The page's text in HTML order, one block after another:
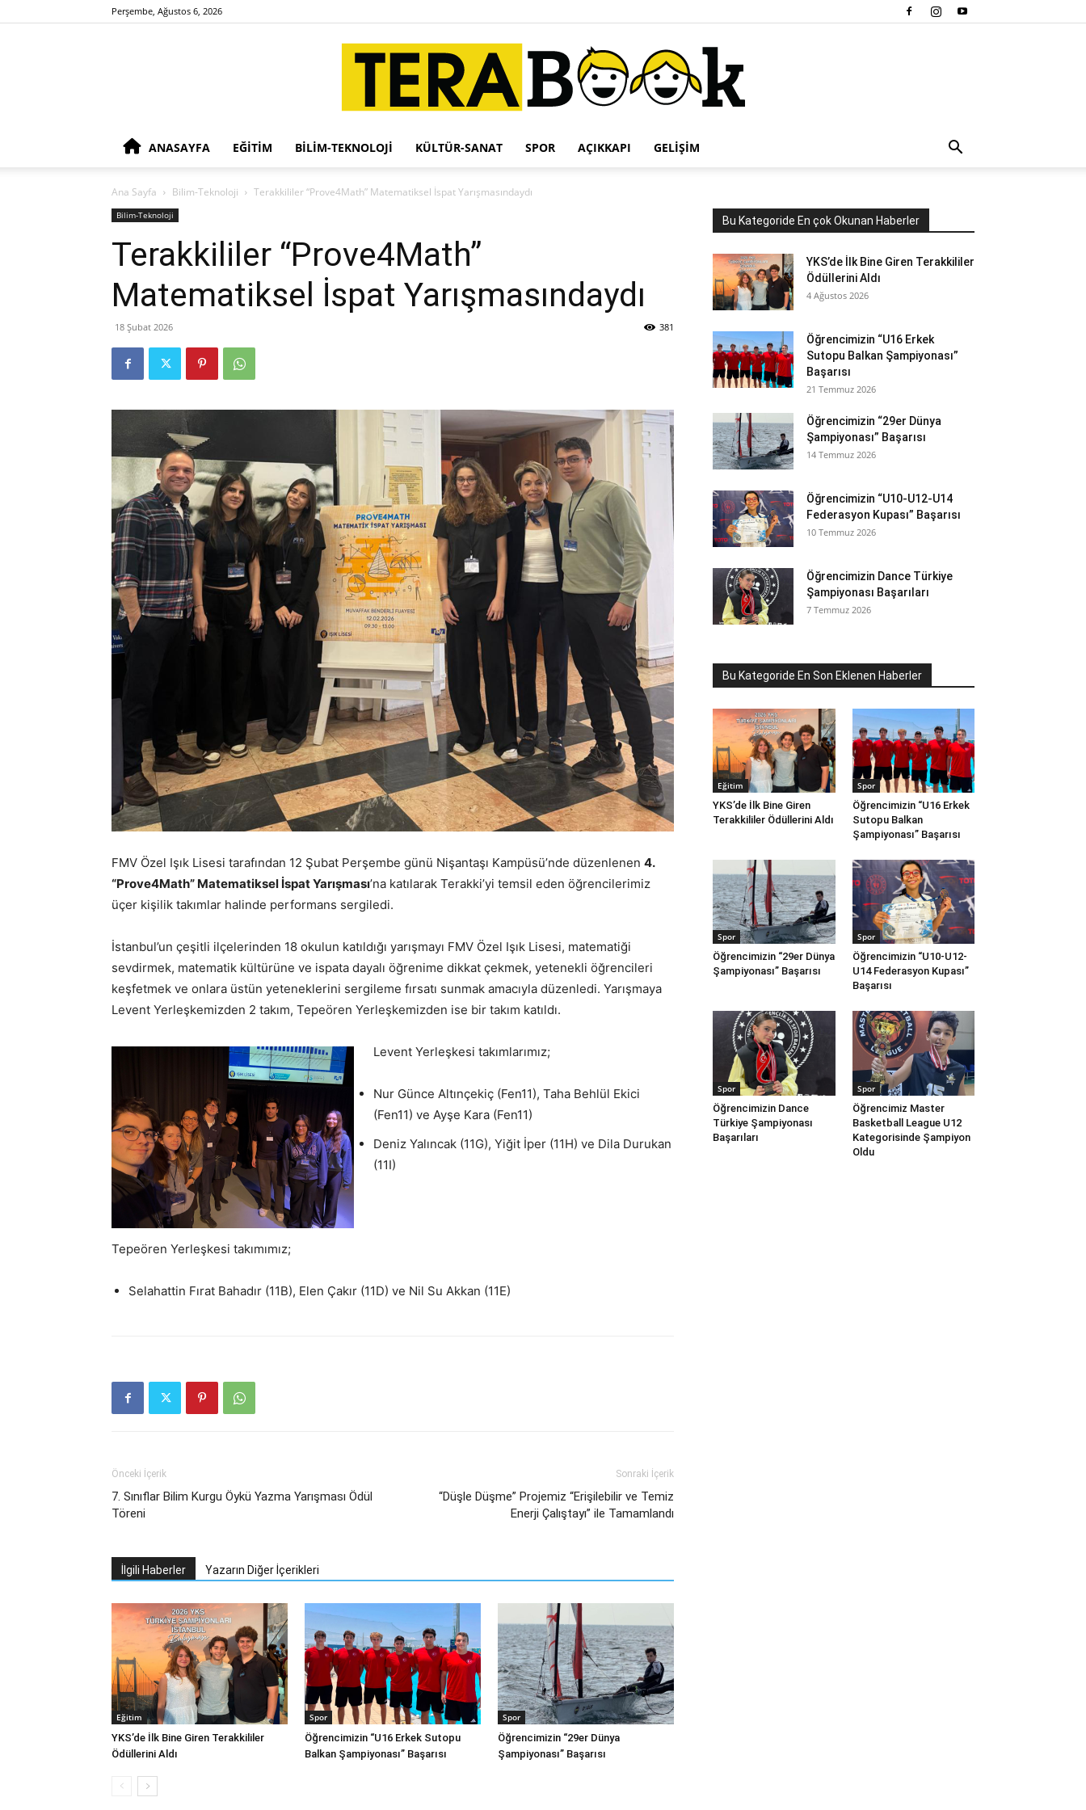
Perşembe, Ağustos 6, 2026
ANASAYFA EĞITIM BILIM-TEKNOLOJI KÜLTÜR-SANAT SPOR AÇIKKAPI GELIŞIM
Ana Sayfa Bilim-Teknoloji Terakkililer “Prove4Math” Matematiksel İspat Yarışmasındaydı
Bilim-Teknoloji
Terakkililer “Prove4Math”
Matematiksel İspat Yarışmasındaydı
18 Şubat 2026 381
FMV Özel Işık Lisesi tarafından 12 Şubat Perşembe günü Nişantaşı Kampüsü’nde düzenlenen 4.
“Prove4Math” Matematiksel İspat Yarışması’na katılarak Terakki’yi temsil eden öğrencilerimiz
üçer kişilik takımlar halinde performans sergiledi.
İstanbul’un çeşitli ilçelerinden 18 okulun katıldığı yarışmayı FMV Özel Işık Lisesi, matematiği
sevdirmek, matematik kültürüne ve ispata dayalı öğrenime dikkat çekmek, yetenekli öğrencileri
keşfetmek ve onlara üstün yeteneklerini sergileme fırsatı sunmak amacıyla düzenledi. Yarışmaya
Levent Yerleşkemizden 2 takım, Tepeören Yerleşkemizden ise bir takım katıldı.
Levent Yerleşkesi takımlarımız;
Nur Günce Altınçekiç (Fen11), Taha Behlül Ekici
(Fen11) ve Ayşe Kara (Fen11)
Deniz Yalıncak (11G), Yiğit İper (11H) ve Dila Durukan
(11I)
Tepeören Yerleşkesi takımımız;
Selahattin Fırat Bahadır (11B), Elen Çakır (11D) ve Nil Su Akkan (11E)
Önceki İçerik
7. Sınıflar Bilim Kurgu Öykü Yazma Yarışması Ödül
Töreni
Sonraki İçerik
“Düşle Düşme” Projemiz “Erişilebilir ve Temiz
Enerji Çalıştayı” ile Tamamlandı
İlgili Haberler Yazarın Diğer İçerikleri
Eğitim
YKS’de İlk Bine Giren Terakkililer
Ödüllerini Aldı
Spor
Öğrencimizin “U16 Erkek Sutopu
Balkan Şampiyonası” Başarısı
Spor
Öğrencimizin “29er Dünya
Şampiyonası” Başarısı
Bu Kategoride En çok Okunan Haberler
YKS’de İlk Bine Giren Terakkililer
Ödüllerini Aldı
4 Ağustos 2026
Öğrencimizin “U16 Erkek
Sutopu Balkan Şampiyonası”
Başarısı
21 Temmuz 2026
Öğrencimizin “29er Dünya
Şampiyonası” Başarısı
14 Temmuz 2026
Öğrencimizin “U10-U12-U14
Federasyon Kupası” Başarısı
10 Temmuz 2026
Öğrencimizin Dance Türkiye
Şampiyonası Başarıları
7 Temmuz 2026
Bu Kategoride En Son Eklenen Haberler
Eğitim
YKS’de İlk Bine Giren
Terakkililer Ödüllerini Aldı
Spor
Öğrencimizin “U16 Erkek
Sutopu Balkan
Şampiyonası” Başarısı
Spor
Öğrencimizin “29er Dünya
Şampiyonası” Başarısı
Spor
Öğrencimizin “U10-U12-
U14 Federasyon Kupası”
Başarısı
Spor
Öğrencimizin Dance
Türkiye Şampiyonası
Başarıları
Spor
Öğrencimiz Master
Basketball League U12
Kategorisinde Şampiyon
Oldu